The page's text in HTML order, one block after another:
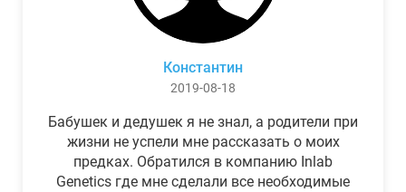
Константин
2019-08-18
Бабушек и дедушек я не знал, а родители при
жизни не успели мне рассказать о моих
предках. Обратился в компанию Inlab
Genetics где мне сделали все необходимые